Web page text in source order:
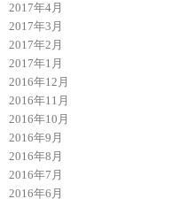
2017年4月
2017年3月
2017年2月
2017年1月
2016年12月
2016年11月
2016年10月
2016年9月
2016年8月
2016年7月
2016年6月